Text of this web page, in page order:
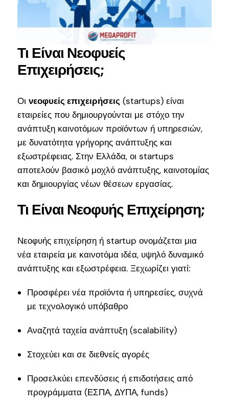
ΕΠΙΚΟΙΝΩΝΙΑ
Τι Είναι Νεοφυείς
Επιχειρήσεις;
Οι νεοφυείς επιχειρήσεις (startups) είναι
εταιρείες που δημιουργούνται με στόχο την
ανάπτυξη καινοτόμων προϊόντων ή υπηρεσιών,
με δυνατότητα γρήγορης ανάπτυξης και
εξωστρέφειας. Στην Ελλάδα, οι startups
αποτελούν βασικό μοχλό ανάπτυξης, καινοτομίας
και δημιουργίας νέων θέσεων εργασίας.
Τι Είναι Νεοφυής Επιχείρηση;
Νεοφυής επιχείρηση ή startup ονομάζεται μια
νέα εταιρεία με καινοτόμα ιδέα, υψηλό δυναμικό
ανάπτυξης και εξωστρέφεια. Ξεχωρίζει γιατί:
Προσφέρει νέα προϊόντα ή υπηρεσίες, συχνά
με τεχνολογικό υπόβαθρο
Αναζητά ταχεία ανάπτυξη (scalability)
Στοχεύει και σε διεθνείς αγορές
Προσελκύει επενδύσεις ή επιδοτήσεις από
προγράμματα (ΕΣΠΑ, ΔΥΠΑ, funds)